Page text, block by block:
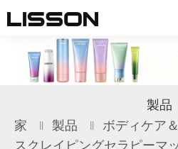
English
français
製品
家 製品
ボディケア
スクレイピングセラピーマ